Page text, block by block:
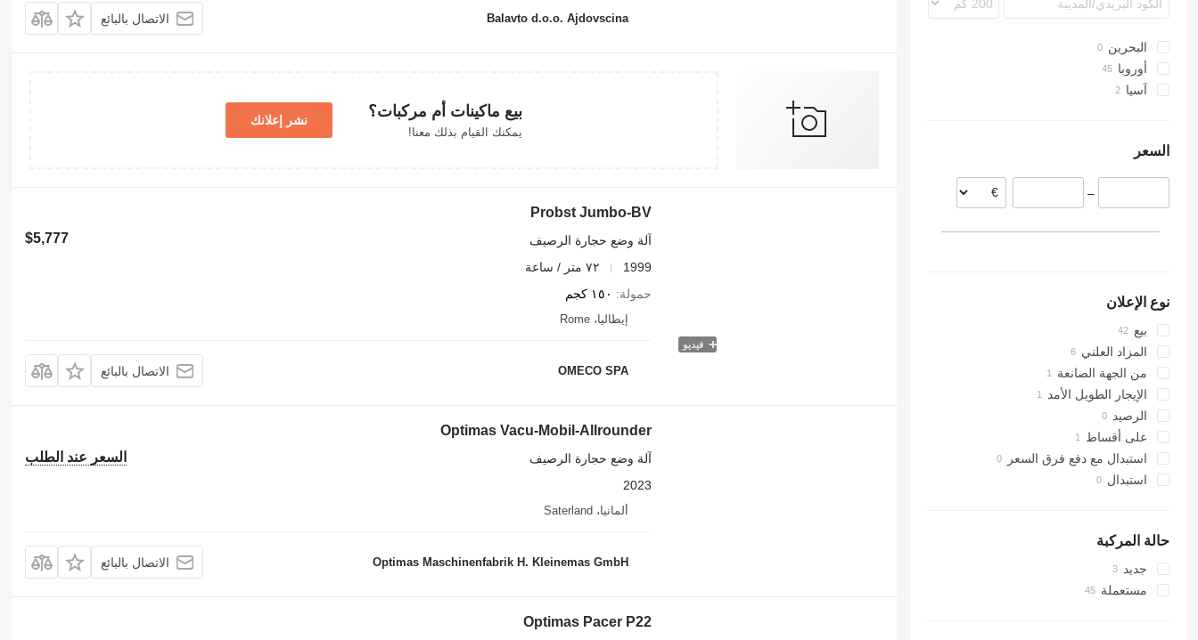
البحرين
أوروبا
سلوفينيا
الدنمارك
آسيا
السعر
–
نوع الإعلان
بيع
المزاد العلني
من الجهة الصانعة
الإيجار الطويل الأمد
الرصيد
على أقساط
استبدال مع دفع فرق السعر
استبدال
حالة المركبة
جديد
مستعملة
Balavto d.o.o. Ajdovscina الاتصال بالبائع
بيع ماكينات أم مركبات؟
يمكنك القيام بذلك معنا!
نشر إعلانك
فيديو
Probst Jumbo-BV
$5,777
آلة وضع حجارة الرصيف
1999
٧٢ متر / ساعة
حمولة
١٥٠ كجم
إيطاليا، Rome
OMECO SPA الاتصال بالبائع
Optimas Vacu-Mobil-Allrounder
السعر عند الطلب
آلة وضع حجارة الرصيف
2023
ألمانيا، Saterland
Optimas Maschinenfabrik H. Kleinemas GmbH الاتصال بالبائع
Optimas Pacer P22